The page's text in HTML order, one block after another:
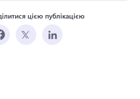
цією публікацією